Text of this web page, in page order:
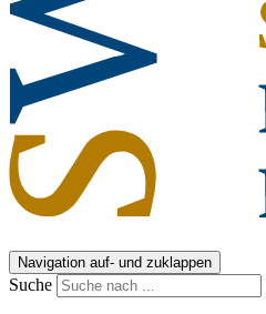
Navigation auf- und zuklappen
Suche